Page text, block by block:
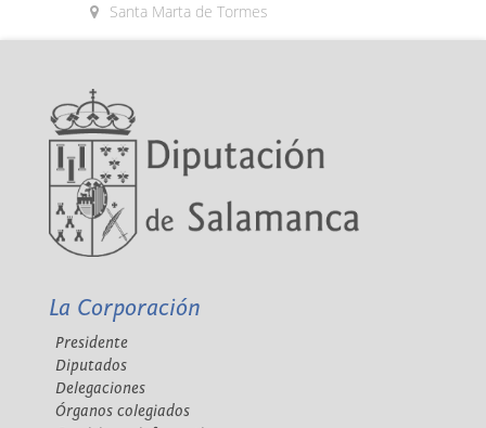
Santa Marta de Tormes
La Corporación
Presidente
Diputados
Delegaciones
Órganos colegiados